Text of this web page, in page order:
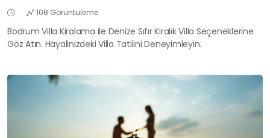
108 Görüntüleme
Bodrum Villa Kiralama ile Denize Sıfır Kiralık Villa Seçeneklerine
Göz Atın. Hayalinizdeki Villa Tatilini Deneyimleyin.